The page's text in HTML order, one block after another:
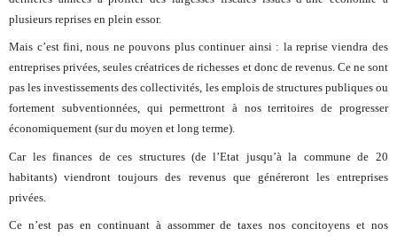
plusieurs reprises en plein essor.
Mais c’est fini, nous ne pouvons plus continuer ainsi : la reprise viendra des
entreprises privées, seules créatrices de richesses et donc de revenus. Ce ne sont
pas les investissements des collectivités, les emplois de structures publiques ou
fortement subventionnées, qui permettront à nos territoires de progresser
économiquement (sur du moyen et long terme).
Car les finances de ces structures (de l’Etat jusqu’à la commune de 20
habitants) viendront toujours des revenus que généreront les entreprises
privées.
Ce n’est pas en continuant à assommer de taxes nos concitoyens et nos